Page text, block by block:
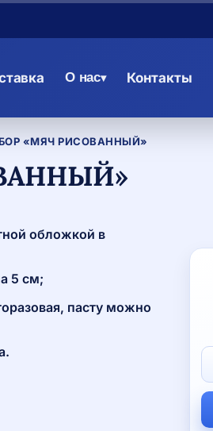
О нас▾ Контакты
«МЯЧ РИСОВАННЫЙ»
обложкой в
5 см;
пасту можно